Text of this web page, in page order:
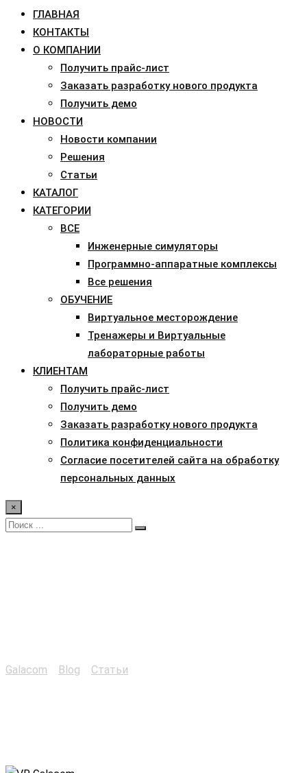
ГЛАВНАЯ
КОНТАКТЫ
О КОМПАНИИ
Получить прайс-лист
Заказать разработку нового продукта
Получить демо
НОВОСТИ
Новости компании
Решения
Статьи
КАТАЛОГ
КАТЕГОРИИ
ВСЕ
Инженерные симуляторы
Программно-аппаратные комплексы
Все решения
ОБУЧЕНИЕ
Виртуальное месторождение
Тренажеры и Виртуальные
лабораторные работы
КЛИЕНТАМ
Получить прайс-лист
Получить демо
Заказать разработку нового продукта
Политика конфиденциальности
Согласие посетителей сайта на обработку
персональных данных
×
Galacom Blog Статьи